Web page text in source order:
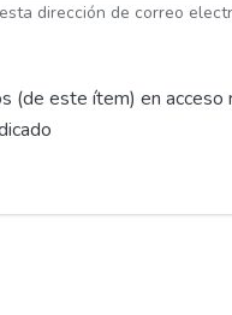
dirección de correo
(de este ítem) en acceso